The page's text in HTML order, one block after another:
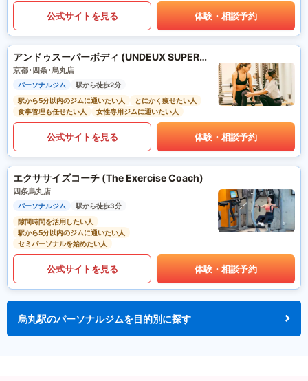
公式サイトを見る 体験・相談予約
アンドゥスーパーボディ (UNDEUX SUPERBODY)
京都･四条･烏丸店
パーソナルジム
駅から徒歩2分
駅から5分以内のジムに通いたい人
とにかく痩せたい人
食事管理も任せたい人
女性専用ジムに通いたい人
公式サイトを見る 体験・相談予約
エクササイズコーチ (The Exercise Coach)
四条烏丸店
パーソナルジム
駅から徒歩3分
隙間時間を活用したい人
駅から5分以内のジムに通いたい人
セミパーソナルを始めたい人
公式サイトを見る 体験・相談予約
烏丸駅のパーソナルジムを目的別に探す